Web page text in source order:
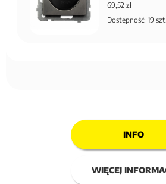
69,52 zł
Dostępność: 19 szt.
INFO
WIĘCEJ